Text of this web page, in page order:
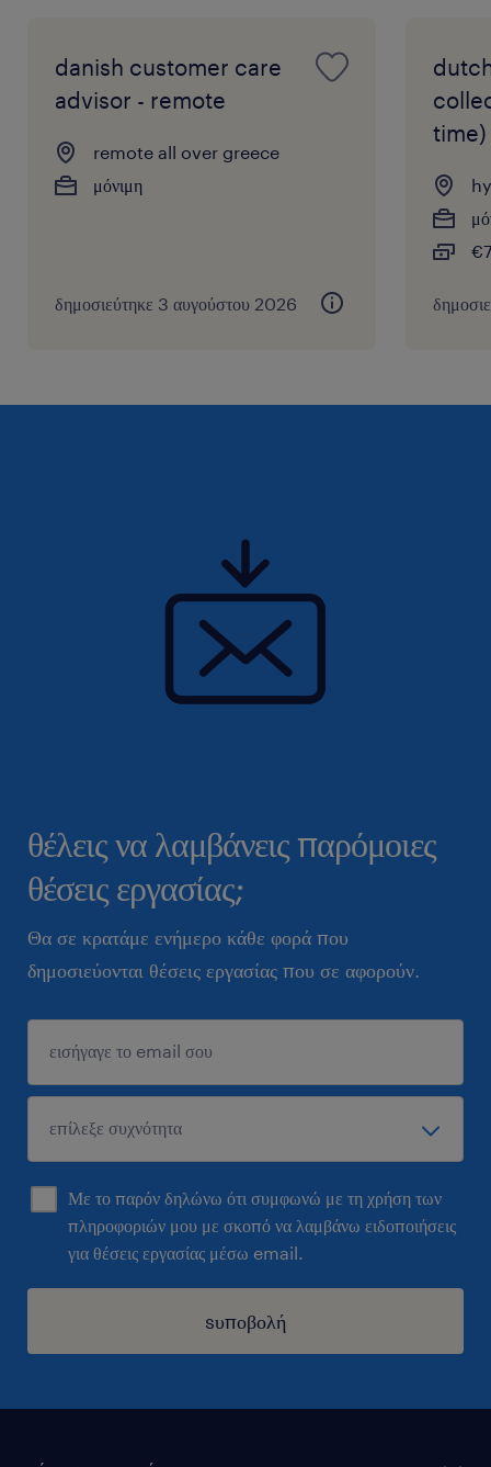
danish customer care
advisor - remote
remote all over greece
μόνιμη
δημοσιεύτηκε 3 αυγούστου 2026
time)
θέλεις να λαμβάνεις παρόμοιες
θέσεις εργασίας;
Θα σε κρατάμε ενήμερο κάθε φορά που
δημοσιεύονται θέσεις εργασίας που σε αφορούν.
Με το παρόν δηλώνω ότι συμφωνώ με τη χρήση των
πληροφοριών μου με σκοπό να λαμβάνω ειδοποιήσεις
για θέσεις εργασίας μέσω email.
sυποβολή